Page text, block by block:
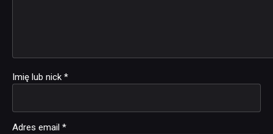
Imię lub nick *
Adres email *